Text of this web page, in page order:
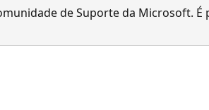
de Suporte da Microsoft.